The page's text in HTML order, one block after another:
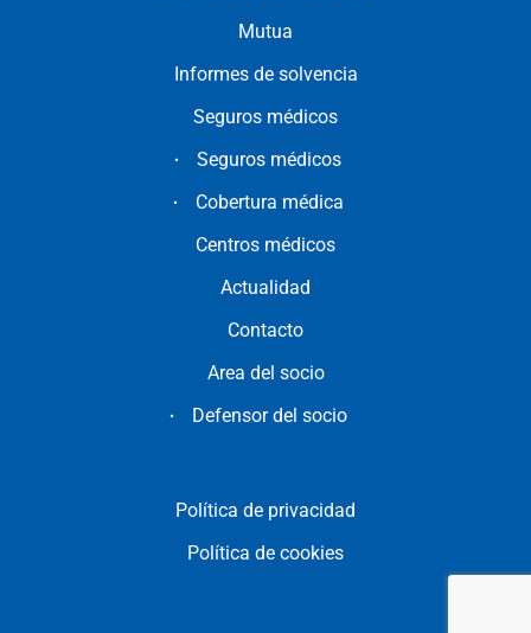
Mutua
Informes de solvencia
Seguros médicos
Seguros médicos
Cobertura médica
Centros médicos
Actualidad
Contacto
Area del socio
Defensor del socio
Política de privacidad
Política de cookies